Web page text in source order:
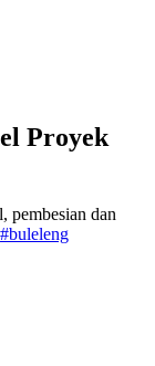
Proyek
pembesian dan
#buleleng